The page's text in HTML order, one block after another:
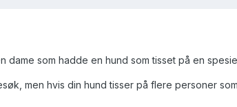
som hadde en hund som tisset på en
men hvis din hund tisser på flere personer